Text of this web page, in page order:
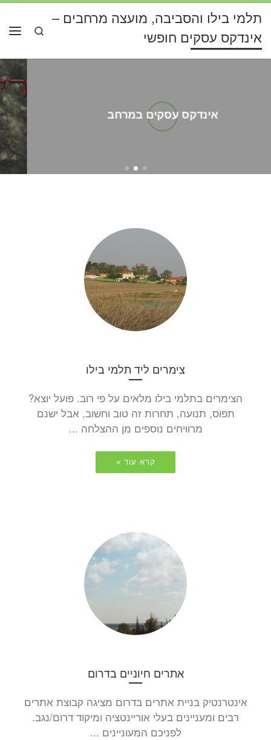
דלג לתוכןתלמי בילו והסביבה, מועצה מרחבים –
אינדקס עסקים חופשי
Search
אינדקס עסקים במרחב
צימרים ליד תלמי בילו
הצימרים בתלמי בילו מלאים על פי רוב. פועל יוצא?
תפוס, תנועה, תחרות זה טוב וחשוב, אבל ישנם
מרוויחים נוספים מן ההצלחה ...
קרא עוד »
אתרים חיוניים בדרום
אינטרנטיק בניית אתרים בדרום מציגה קבוצת אתרים
רבים ומעניינים בעלי אוריינטציה ומיקוד דרום/נגב.
לפניכם המעוניינים ...